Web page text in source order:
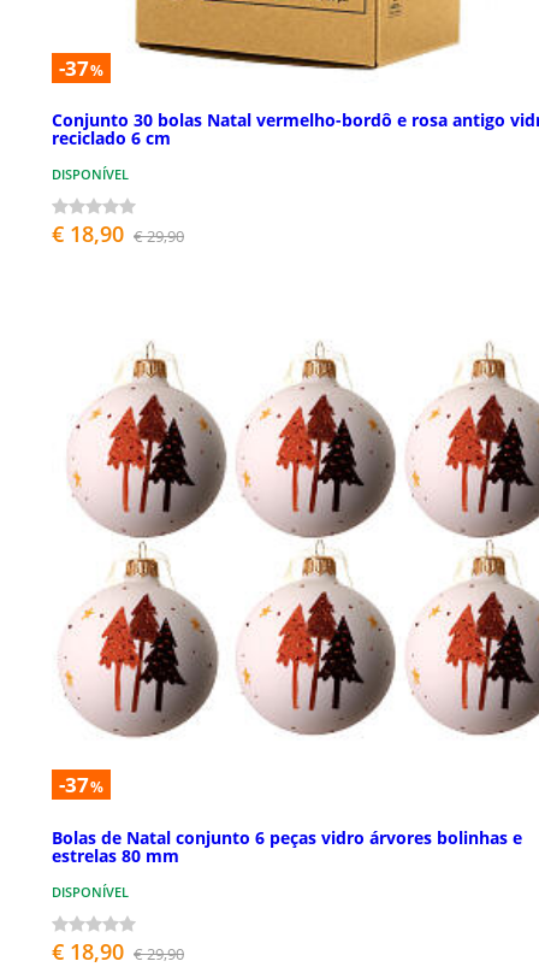
-37%
Conjunto 30 bolas Natal vermelho-bordô e rosa antigo
reciclado 6 cm
DISPONÍVEL
€ 18,90 € 29,90
-37%
Bolas de Natal conjunto 6 peças vidro árvores bolinhas e
estrelas 80 mm
DISPONÍVEL
€ 18,90 € 29,90